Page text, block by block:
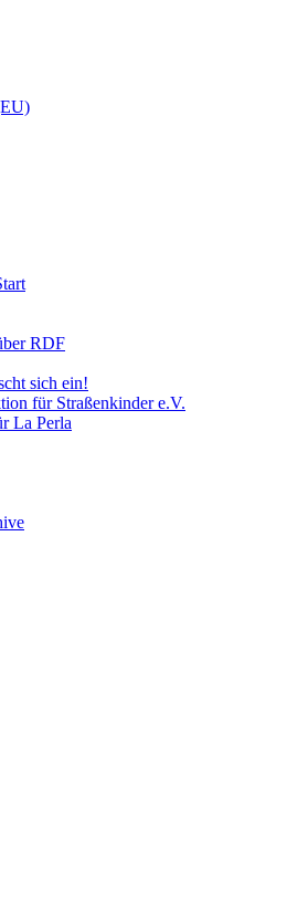
RDF
sich ein!
für Straßenkinder e.V.
La Perla